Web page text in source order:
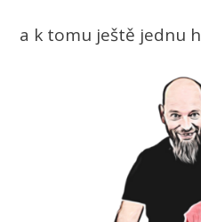
a k tomu ještě jednu